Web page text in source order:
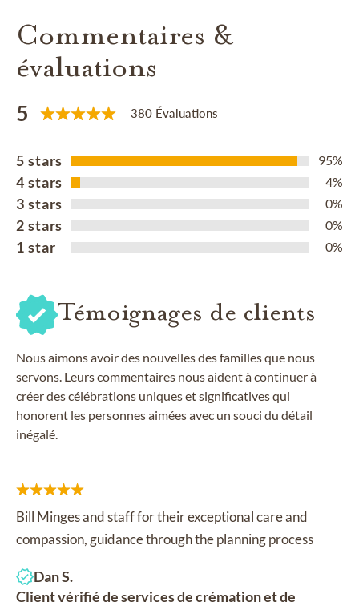
Commentaires &
évaluations
5 380 Évaluations
5 stars 95%
4 stars 4%
3 stars 0%
2 stars 0%
1 star 0%
Témoignages de clients
Nous aimons avoir des nouvelles des familles que nous
servons. Leurs commentaires nous aident à continuer à
créer des célébrations uniques et significatives qui
honorent les personnes aimées avec un souci du détail
inégalé.
Bill Minges and staff for their exceptional care and
compassion, guidance through the planning process
Dan S.
Client vérifié de services de crémation et de